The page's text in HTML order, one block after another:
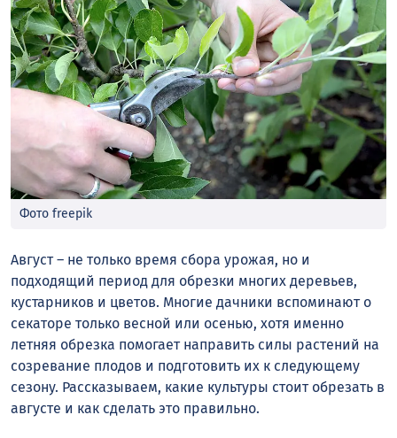
Фото freepik
Август – не только время сбора урожая, но и
подходящий период для обрезки многих деревьев,
кустарников и цветов. Многие дачники вспоминают о
секаторе только весной или осенью, хотя именно
летняя обрезка помогает направить силы растений на
созревание плодов и подготовить их к следующему
сезону. Рассказываем, какие культуры стоит обрезать в
августе и как сделать это правильно.